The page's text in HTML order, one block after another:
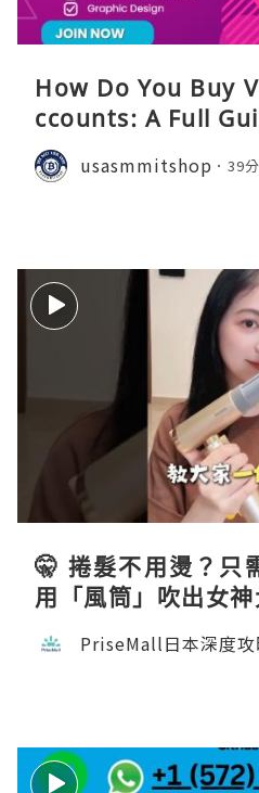
How Do You Buy
ccounts: A Full
usasmmitshop 39
🤫 捲髮不用燙？只
用「風筒」吹出女神
PriseMall日本深度攻